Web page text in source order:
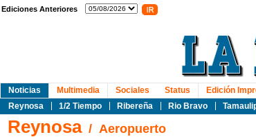
Ediciones Anteriores
Noticias
Reynosa
1/2 Tiempo Ribereña Rio Bravo
Multimedia Sociales Status Edición
Reynosa/ Aeropuerto